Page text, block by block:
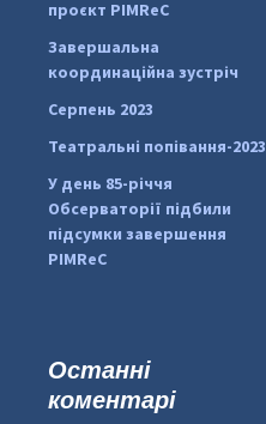
проєкт PIMReC
Завершальна
координаційна зустріч
Серпень 2023
Театральні попівання-2023
У день 85-річчя
Обсерваторії підбили
підсумки завершення
PIMReC
Останні
коментарі